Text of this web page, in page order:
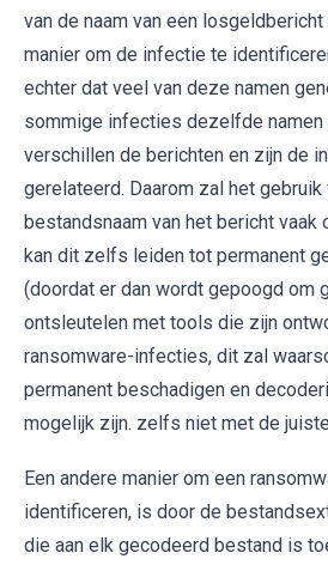
van de naam van een
manier om de infectie te
echter dat veel van deze namen
sommige infecties dezelfde namen
verschillen de berichten en zijn de
gerelateerd. Daarom zal het gebruik
bestandsnaam van het bericht
kan dit zelfs leiden tot permanent
(doordat er dan wordt gepoogd om
ontsleutelen met tools die zijn
ransomware-infecties, dit zal
permanent beschadigen en
mogelijk zijn. zelfs niet met de
Een andere manier om een
identificeren, is door de
die aan elk gecodeerd bestand is